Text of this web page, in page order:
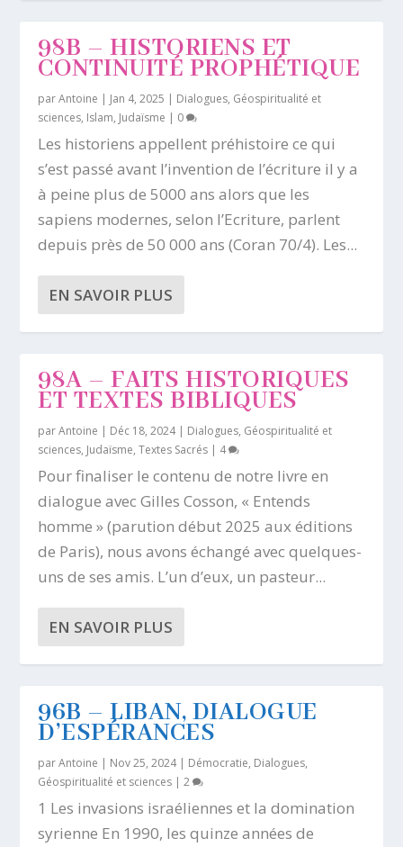
98B – HISTORIENS ET
CONTINUITÉ PROPHÉTIQUE
parAntoine | Jan 4, 2025 | Dialogues, Géospiritualité et
sciences, Islam, Judaïsme | 0
Les historiens appellent préhistoire ce qui
s’est passé avant l’invention de l’écriture il y a
à peine plus de 5000 ans alors que les
sapiens modernes, selon l’Ecriture, parlent
depuis près de 50 000 ans (Coran 70/4). Les...
EN SAVOIR PLUS
98A – FAITS HISTORIQUES
ET TEXTES BIBLIQUES
parAntoine | Déc 18, 2024| Dialogues, Géospiritualité et
sciences, Judaïsme,Textes Sacrés | 4
Pour finaliser le contenu de notre livre en
dialogue avec Gilles Cosson, « Entends
homme » (parution début 2025 aux éditions
de Paris), nous avons échangé avec quelques-
uns de ses amis. L’un d’eux, un pasteur...
EN SAVOIR PLUS
96B – LIBAN, DIALOGUE
D’ESPÉRANCES
parAntoine | Nov 25, 2024| Démocratie, Dialogues,
Géospiritualité et sciences |2
1 Les invasions israéliennes et la domination
syrienne En 1990, les quinze années de